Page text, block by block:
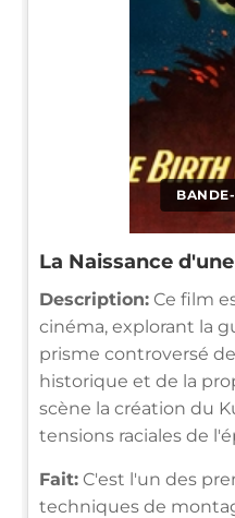
La Naissance
Description: Ce film
cinéma, explorant la
prisme controversé
historique et de la
scène la création du
tensions raciales de
Fait: C'est l'un des
techniques de